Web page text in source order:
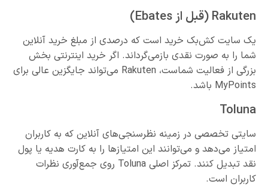
Rakuten (قبل از Ebates)
یک سایت کش‌بک خرید است که درصدی از مبلغ خرید آنلاین
شما را به صورت نقدی بازمی‌گرداند. اگر خرید اینترنتی بخش
بزرگی از فعالیت شماست، Rakuten می‌تواند جایگزین عالی برای
MyPoints باشد.
Toluna
سایتی تخصصی در زمینه نظرسنجی‌های آنلاین که به کاربران
امتیاز می‌دهد و می‌توانند این امتیازها را به کارت هدیه یا پول
نقد تبدیل کنند. تمرکز اصلی Toluna روی جمع‌آوری نظرات
کاربران است.